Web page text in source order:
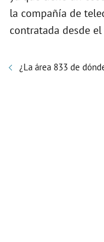
la compañía de
contratada desde
¿La área 833 de